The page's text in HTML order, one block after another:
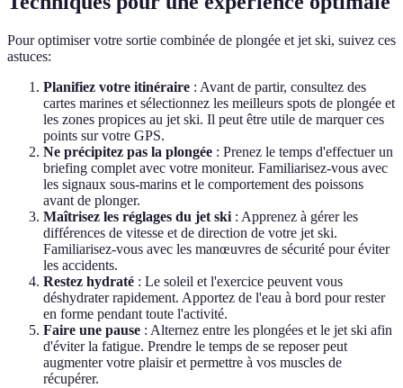
Pour optimiser votre sortie combinée de plongée et jet ski, suivez ces
astuces:
Planifiez votre itinéraire : Avant de partir, consultez des
cartes marines et sélectionnez les meilleurs spots de plongée et
les zones propices au jet ski. Il peut être utile de marquer ces
points sur votre GPS.
Ne précipitez pas la plongée : Prenez le temps d'effectuer un
briefing complet avec votre moniteur. Familiarisez-vous avec
les signaux sous-marins et le comportement des poissons
avant de plonger.
Maîtrisez les réglages du jet ski : Apprenez à gérer les
différences de vitesse et de direction de votre jet ski.
Familiarisez-vous avec les manœuvres de sécurité pour éviter
les accidents.
Restez hydraté : Le soleil et l'exercice peuvent vous
déshydrater rapidement. Apportez de l'eau à bord pour rester
en forme pendant toute l'activité.
Faire une pause : Alternez entre les plongées et le jet ski afin
d'éviter la fatigue. Prendre le temps de se reposer peut
augmenter votre plaisir et permettre à vos muscles de
récupérer.